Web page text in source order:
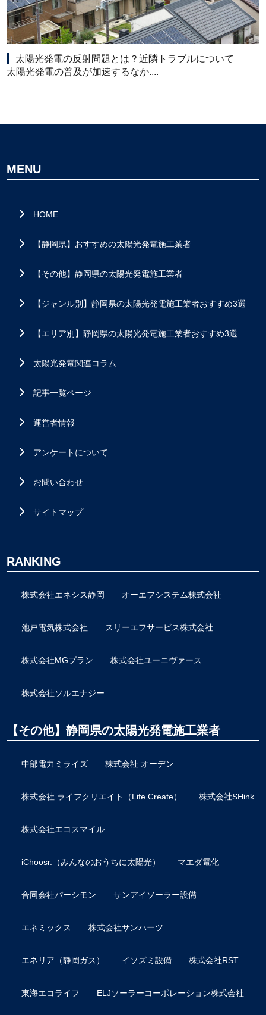
太陽光発電の反射問題とは？近隣トラブルについて
太陽光発電の普及が加速するなか....
MENU
HOME
【静岡県】おすすめの太陽光発電施工業者
【その他】静岡県の太陽光発電施工業者
【ジャンル別】静岡県の太陽光発電施工業者おすすめ3選
【エリア別】静岡県の太陽光発電施工業者おすすめ3選
太陽光発電関連コラム
記事一覧ページ
運営者情報
アンケートについて
お問い合わせ
サイトマップ
RANKING
株式会社エネシス静岡 オーエフシステム株式会社
池戸電気株式会社 スリーエフサービス株式会社
株式会社MGプラン 株式会社ユーニヴァース
株式会社ソルエナジー
【その他】静岡県の太陽光発電施工業者
中部電力ミライズ 株式会社 オーデン
株式会社 ライフクリエイト（Life Create） 株式会社SHink
株式会社エコスマイル
iChoosr.（みんなのおうちに太陽光） マエダ電化
合同会社パーシモン サンアイソーラー設備
エネミックス 株式会社サンハーツ
エネリア（静岡ガス） イソズミ設備 株式会社RST
東海エコライフ ELJソーラーコーポレーション株式会社